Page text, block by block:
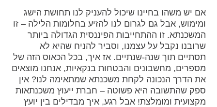
אם יש משהו בחיינו שיכול להעניק לנו תחושת הישג
ומימוש, אבל גם לגרום לנו להזיע בחלומות הלילה – זו
המשכנתא. זו ההתחייבות הפיננסית הגדולה ביותר
שרובנו נקבל על עצמנו, וסביר להניח שהיא לא
תסתיים תוך שנה-שנתיים. אז איך, בכל הכאוס הזה של
מספרים, מחשבונים והבטחות בנקאיות, אנחנו מוצאים
את הדרך הנכונה לקחת משכנתא שמתאימה לנו? אין
ספק שהתשובה היא פשוטה – חברת ייעוץ משכנתאות
מקצועית ומומלצת! אבל רגע, איך מבדילים בין יועץ